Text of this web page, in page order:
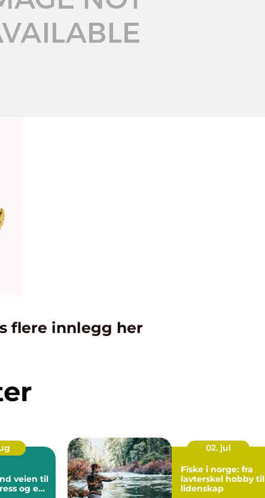
flere innlegg her
til
og en
02. jul
Fiske i norge: fra
lavterskel hobby til
lidenskap